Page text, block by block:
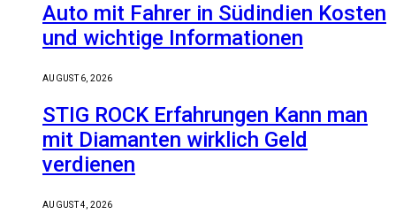
Auto mit Fahrer in Südindien Kosten
und wichtige Informationen
AUGUST 6, 2026
STIG ROCK Erfahrungen Kann man
mit Diamanten wirklich Geld
verdienen
AUGUST 4, 2026